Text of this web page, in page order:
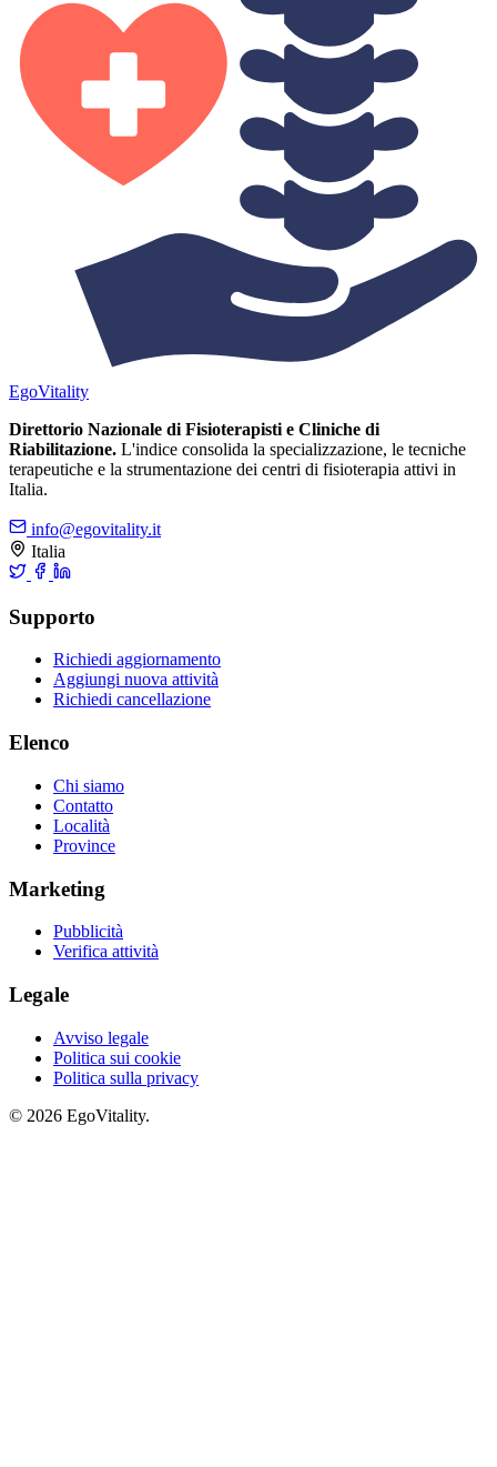
EgoVitality
Direttorio Nazionale di Fisioterapisti e Cliniche di
Riabilitazione. L'indice consolida la specializzazione, le tecniche
terapeutiche e la strumentazione dei centri di fisioterapia attivi in
Italia.
info@egovitality.it
Italia
Supporto
Richiedi aggiornamento
Aggiungi nuova attività
Richiedi cancellazione
Elenco
Chi siamo
Contatto
Località
Province
Marketing
Pubblicità
Verifica attività
Legale
Avviso legale
Politica sui cookie
Politica sulla privacy
© 2026 EgoVitality.